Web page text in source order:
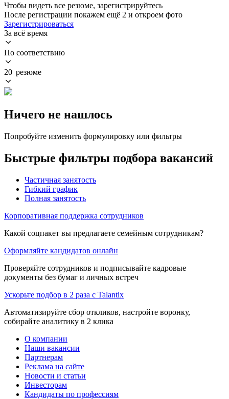
Чтобы видеть все резюме, зарегистрируйтесь
После регистрации покажем ещё 2 и откроем фото
Зарегистрироваться
За всё время
По соответствию
20 резюме
Ничего не нашлось
Попробуйте изменить формулировку или фильтры
Быстрые фильтры подбора вакансий
Частичная занятость
Гибкий график
Полная занятость
Корпоративная поддержка сотрудников
Какой соцпакет вы предлагаете семейным сотрудникам?
Оформляйте кандидатов онлайн
Проверяйте сотрудников и подписывайте кадровые
документы без бумаг и личных встреч
Ускорьте подбор в 2 раза с Talantix
Автоматизируйте сбор откликов, настройте воронку,
собирайте аналитику в 2 клика
О компании
Наши вакансии
Партнерам
Реклама на сайте
Новости и статьи
Инвесторам
Кандидаты по профессиям